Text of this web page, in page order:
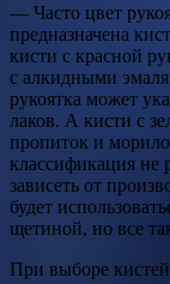
— Часто цвет
предназначена
кисти с красной
с алкидными
рукоятка может
лаков. А кисти с
пропиток и
классификация не
зависеть от
будет
щетиной, но все
При выборе